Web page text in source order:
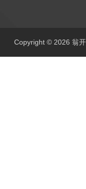
Copyright © 2026 翁